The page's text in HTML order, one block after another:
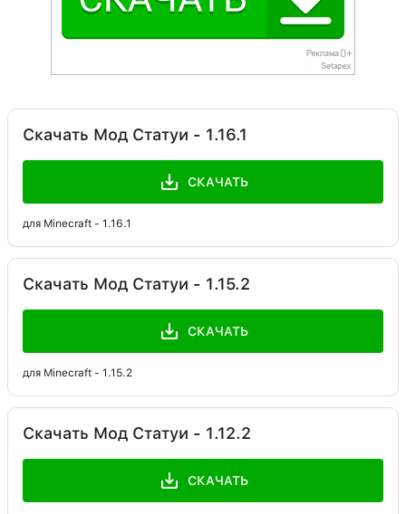
Скачать Мод Статуи - 1.16.1
СКАЧАТЬ
для Minecraft - 1.16.1
Скачать Мод Статуи - 1.15.2
СКАЧАТЬ
для Minecraft - 1.15.2
Скачать Мод Статуи - 1.12.2
СКАЧАТЬ